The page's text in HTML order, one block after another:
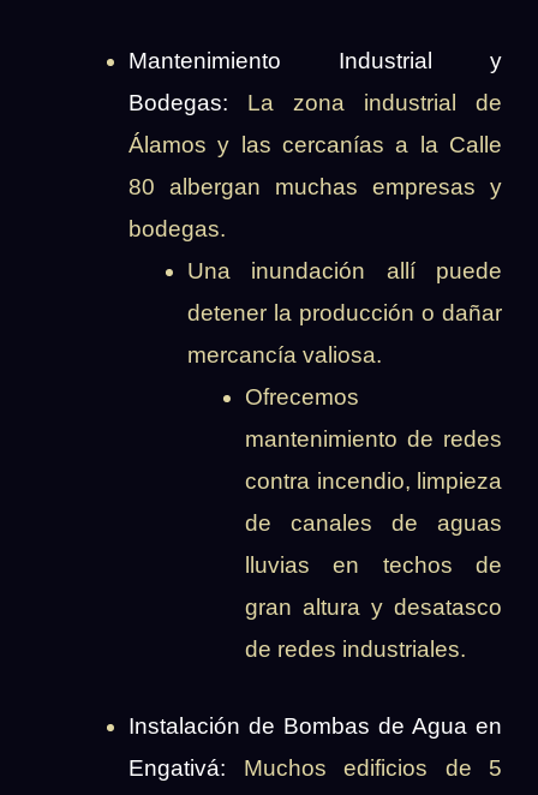
Mantenimiento Industrial y
Bodegas: La zona industrial de
Álamos y las cercanías a la Calle
80 albergan muchas empresas y
bodegas.
Una inundación allí puede
detener la producción o dañar
mercancía valiosa.
Ofrecemos
mantenimiento de redes
contra incendio, limpieza
de canales de aguas
lluvias en techos de
gran altura y desatasco
de redes industriales.
Instalación de Bombas de Agua en
Engativá: Muchos edificios de 5